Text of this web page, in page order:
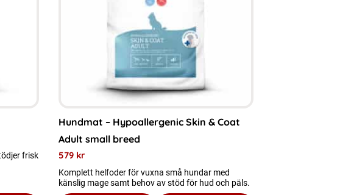
frisk
Hundmat – Hypoallergenic Skin & Coat
Adult small breed
579 kr
Komplett helfoder för vuxna små hundar med
känslig mage samt behov av stöd för hud och päls.
produktsidan